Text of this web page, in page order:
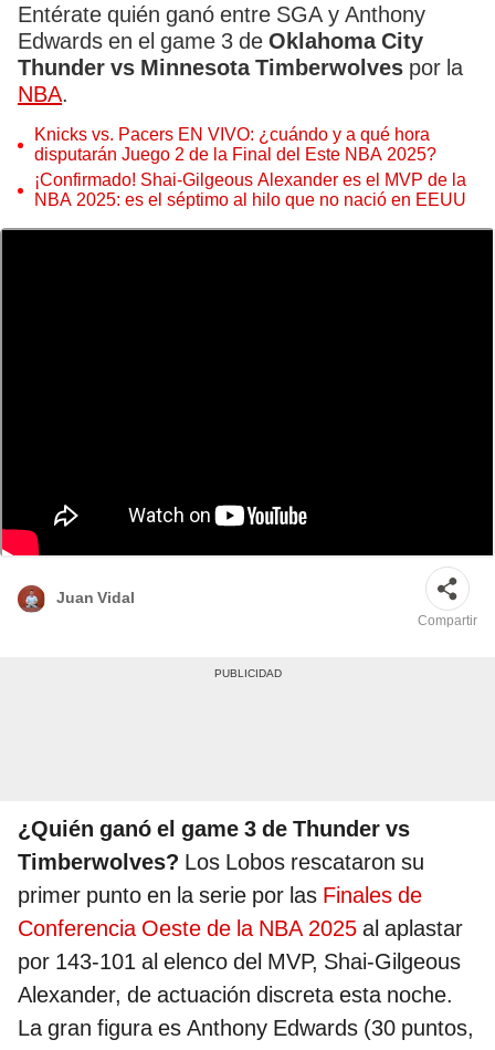
Entérate quién ganó entre SGA y Anthony
Edwards en el game 3 de Oklahoma City
Thunder vs Minnesota Timberwolves por la
NBA.
Knicks vs. Pacers EN VIVO: ¿cuándo y a qué hora
disputarán Juego 2 de la Final del Este NBA 2025?
¡Confirmado! Shai-Gilgeous Alexander es el MVP de la
NBA 2025: es el séptimo al hilo que no nació en EEUU
La serie la va ganando los Thunder a los Timberwolves luego de vencerlos
en los primeros dos juegos de la Final de Conferencia NBA. |
Thunder/Timberwolves/X | Composición LR
Juan Vidal
Compartir
¿Quién ganó el game 3 de Thunder vs
Timberwolves? Los Lobos rescataron su
primer punto en la serie por las Finales de
Conferencia Oeste de la NBA 2025 al aplastar
por 143-101 al elenco del MVP, Shai-Gilgeous
Alexander, de actuación discreta esta noche.
La gran figura es Anthony Edwards (30 puntos,